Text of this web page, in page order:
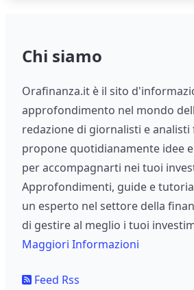
Chi siamo
Orafinanza.it è il sito
approfondimento nel mondo
redazione di giornalisti e analisti
propone quotidianamente idee
per accompagnarti nei tuoi
Approfondimenti, guide e
un esperto nel settore della
di gestire al meglio i tuoi
Maggiori Informazioni
Feed Rss